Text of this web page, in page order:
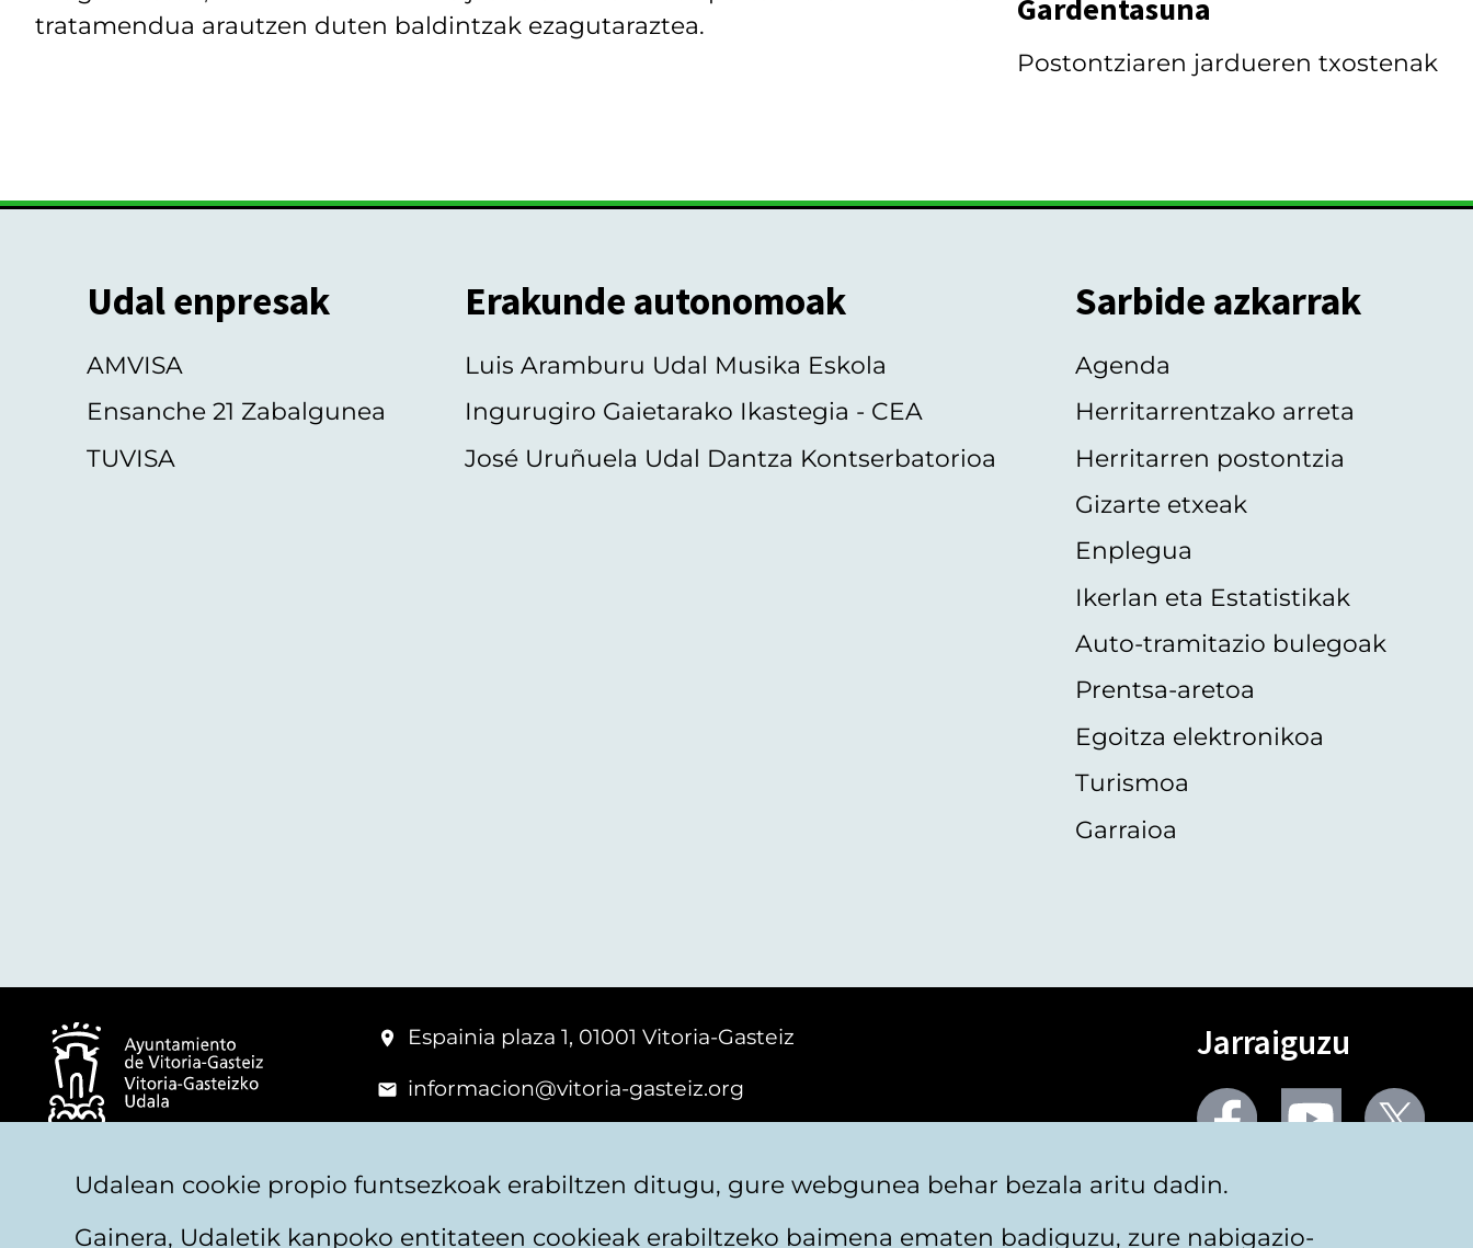
tratamendua arautzen duten baldintzak ezagutaraztea.
Gardentasuna
Postontziaren jardueren txostenak
Udal enpresak
AMVISA
Ensanche 21 Zabalgunea
TUVISA
Erakunde autonomoak
Luis Aramburu Udal Musika Eskola
Ingurugiro Gaietarako Ikastegia - CEA
José Uruñuela Udal Dantza Kontserbatorioa
Sarbide azkarrak
Agenda
Herritarrentzako arreta
Herritarren postontzia
Gizarte etxeak
Enplegua
Ikerlan eta Estatistikak
Auto-tramitazio bulegoak
Prentsa-aretoa
Egoitza elektronikoa
Turismoa
Garraioa
© Vitoria-Gasteizko Udala
Espainia plaza 1, 01001 Vitoria-Gasteiz
informacion@vitoria-gasteiz.org
Jarraiguzu
Facebook Youtube
Udalean cookie propio funtsezkoak erabiltzen ditugu, gure webgunea behar bezala aritu dadin.
Gainera, Udaletik kanpoko entitateen cookieak erabiltzeko baimena ematen badiguzu, zure nabigazio-